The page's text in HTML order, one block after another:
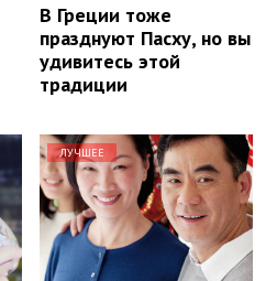
В Греции тоже
празднуют Пасху, но вы
удивитесь этой
традиции
ЛУЧШЕЕ